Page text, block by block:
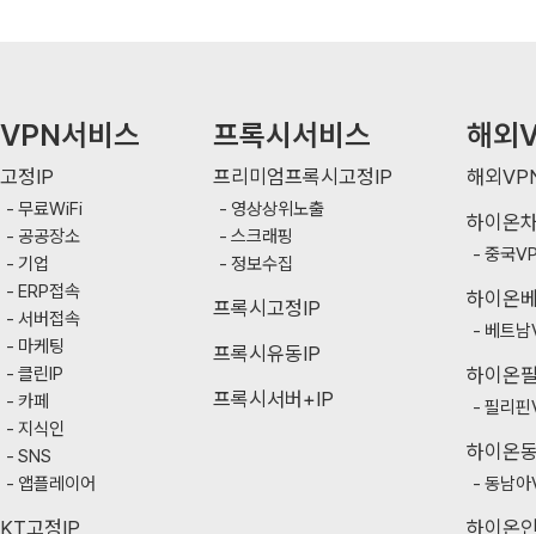
VPN서비스
고정IP
무료WiFi
공공장소
기업
ERP접속
서버접속
마케팅
클린IP
카페
지식인
SNS
앱플레이어
KT고정IP
프록시서비스
프리미엄프록시고정IP
영상상위노출
스크래핑
정보수집
프록시고정IP
프록시유동IP
프록시서버+IP
해외
해외
하이온
중국
하이온
베트
하이온
필리
하이온
동남
하이온